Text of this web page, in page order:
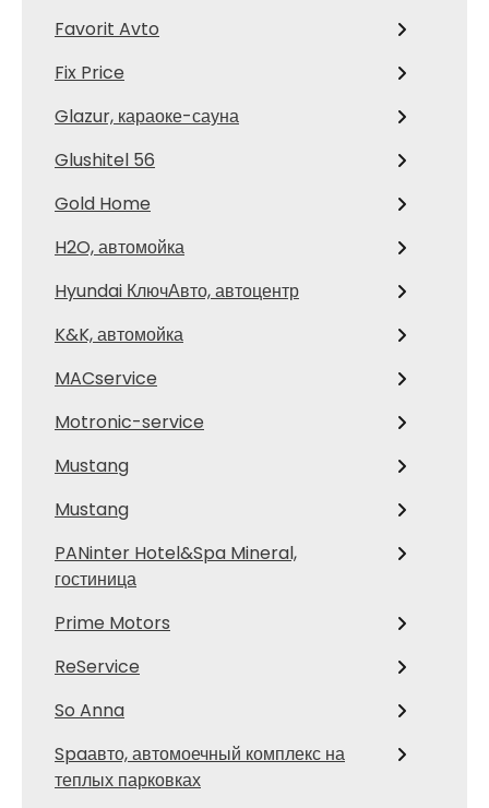
Favorit Avto
Fix Price
Glazur, караоке-сауна
Glushitel 56
Gold Home
H2O, автомойка
Hyundai КлючАвто, автоцентр
K&K, автомойка
MACservice
Motronic-service
Mustang
Mustang
PANinter Hotel&Spa Mineral,
гостиница
Prime Motors
ReService
So Anna
Spaавто, автомоечный комплекс на
теплых парковках